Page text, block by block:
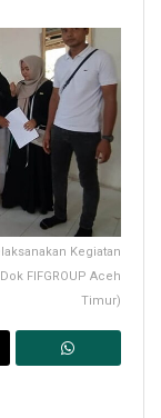
Kegiatan
FIFGROUP Aceh
Timur)